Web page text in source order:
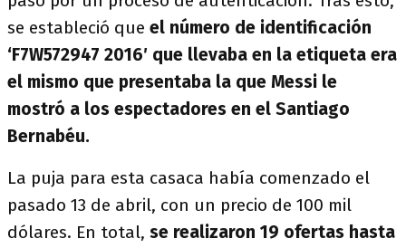
se estableció que el número de identificación
‘F7W572947 2016′ que llevaba en la etiqueta era
el mismo que presentaba la que Messi le
mostró a los espectadores en el Santiago
Bernabéu.
La puja para esta casaca había comenzado el
pasado 13 de abril, con un precio de 100 mil
dólares. En total, se realizaron 19 ofertas hasta